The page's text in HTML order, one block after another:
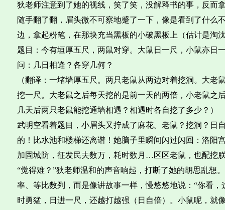
狄老师注意到了她的视线，笑了笑，没解释书的事，反而
随手翻了翻，眉头微不可察地蹙了一下，像是看到了什么
边，拿起粉笔，在那块充当黑板的小破黑板上（估计是淘
题目：今有垣厚五尺，两鼠对穿。大鼠日一尺，小鼠亦日
问：几日相逢？各穿几何？
（翻译：一堵墙厚五尺。两只老鼠从两边对着挖洞。大老
挖一尺。大老鼠之后每天挖的是前一天的两倍，小老鼠之
几天后两只老鼠能挖通墙相遇？相遇时各自挖了多少？）
武明空看着题目，小眉头又拧成了麻花。老鼠？挖洞？日
的！比水池和楼梯还离谱！她脑子里瞬间闪过闪回：洛阳
加固城防，征发民夫数万，耗时数月…区区老鼠，也配挖
“觉得难？”狄老师温和的声音响起，打断了她的胡思乱想
率、等比数列，而是像讲故事一样，慢悠悠地说：“你看
时勇猛，日进一尺，还越打越强（日自倍）。小鼠呢，